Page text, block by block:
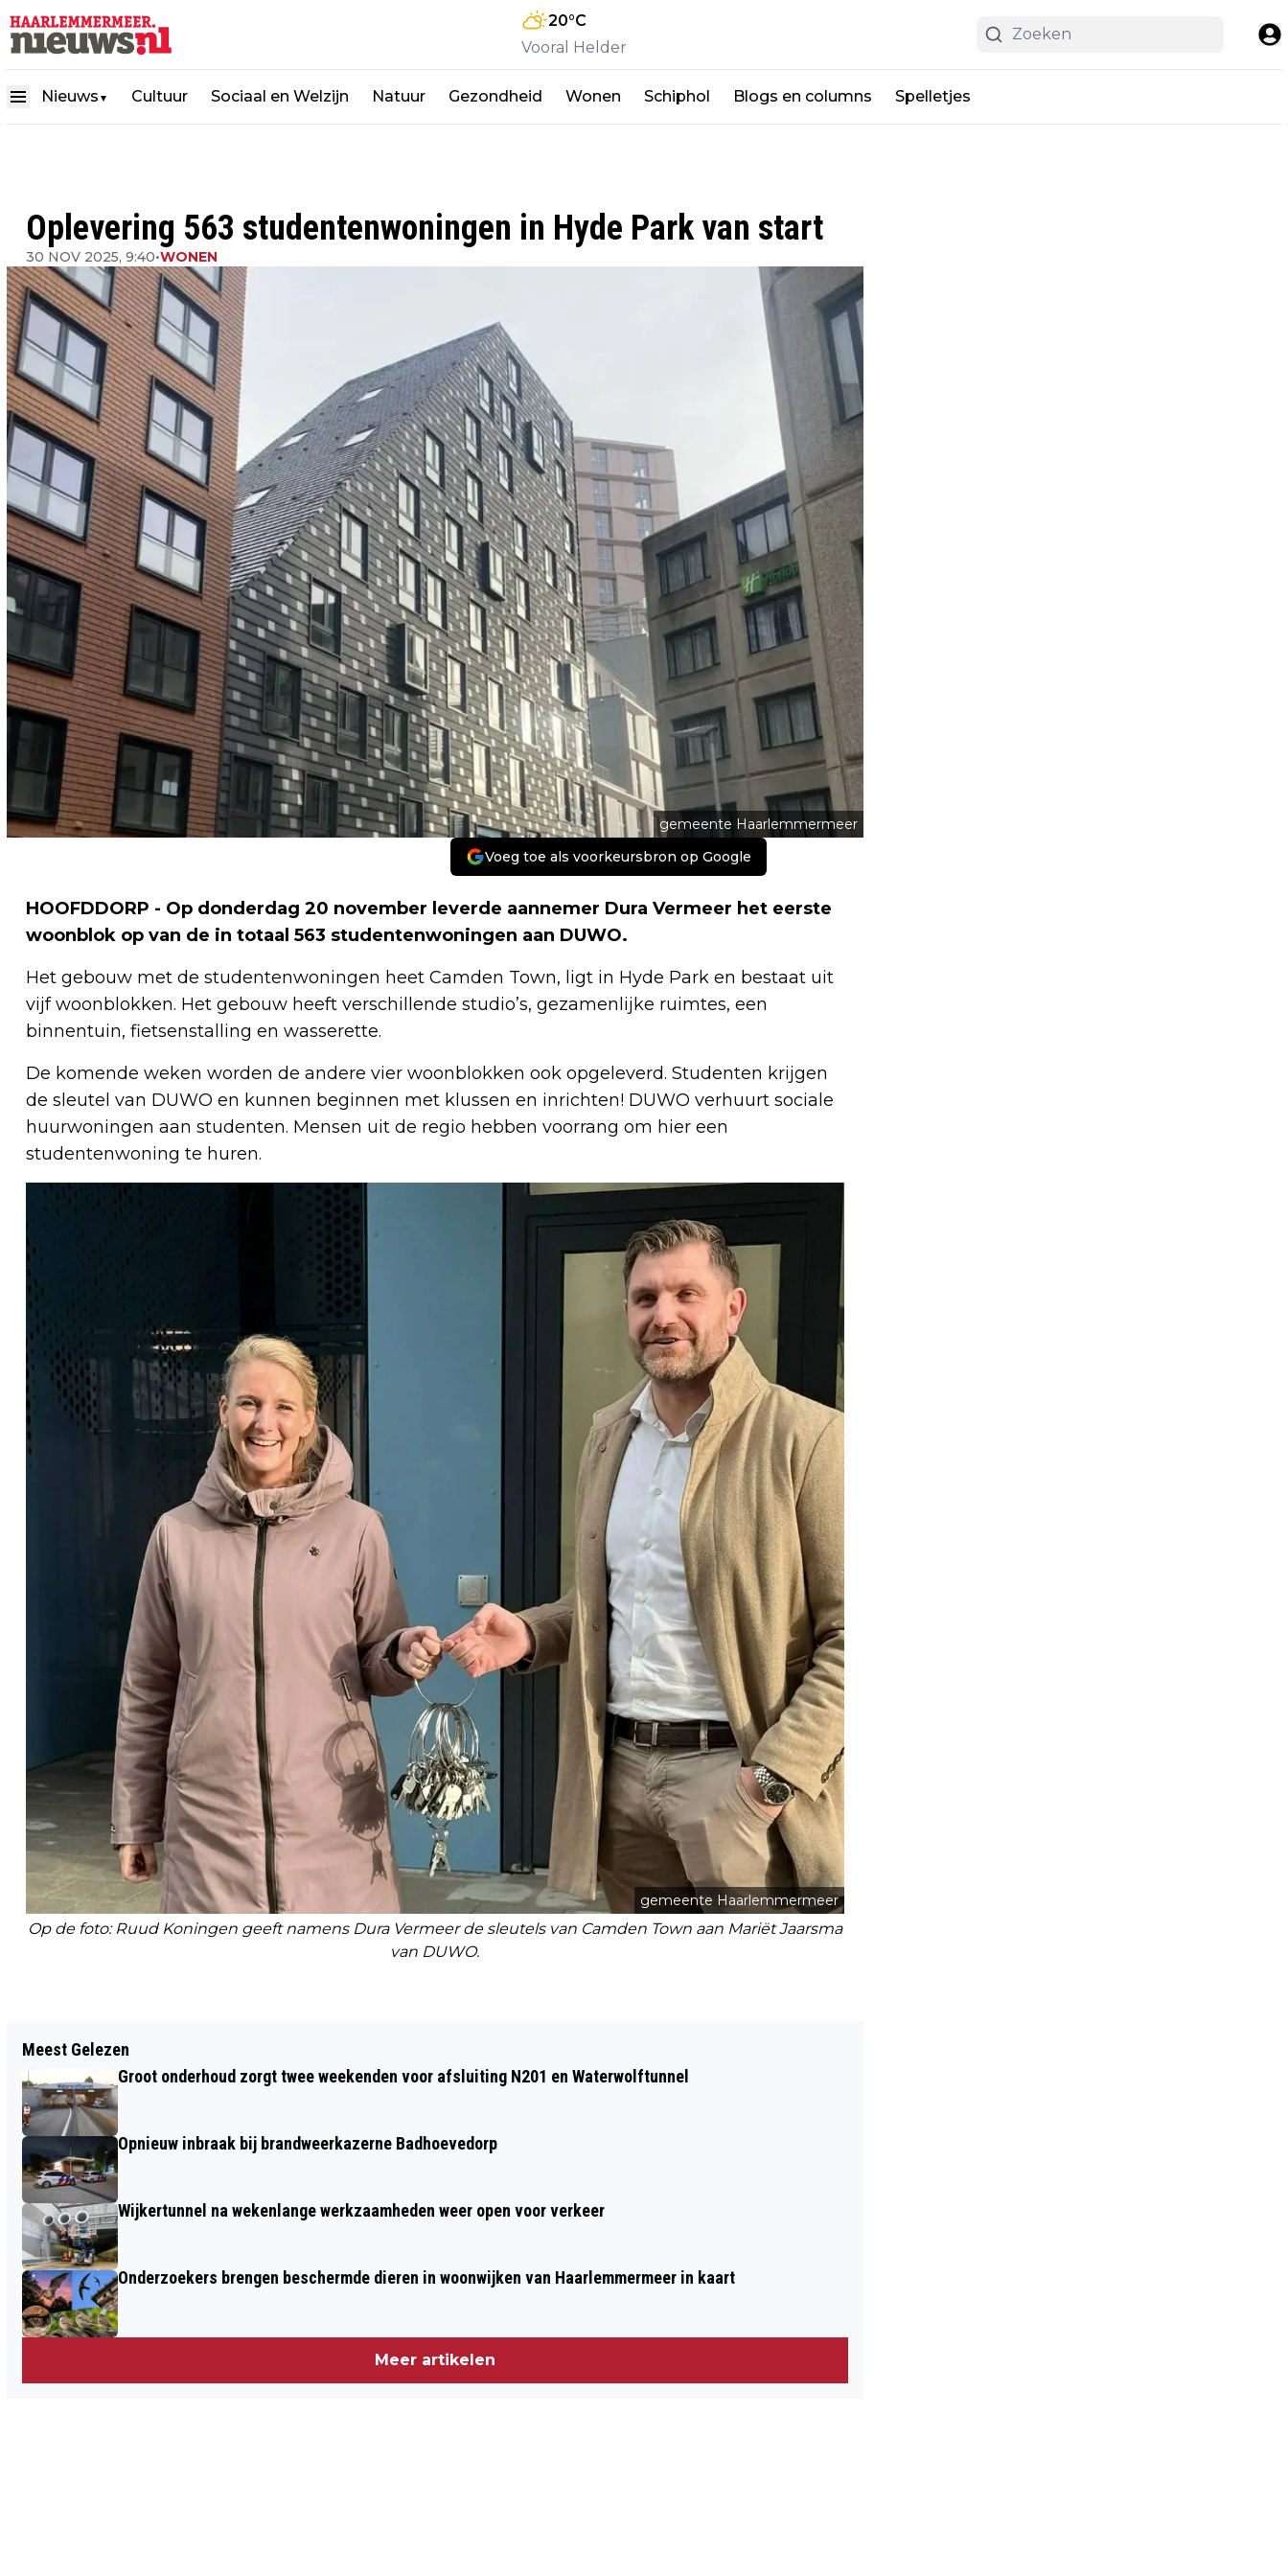
20°C
Vooral Helder
Nieuws ▼ Cultuur Sociaal en Welzijn Natuur Gezondheid Wonen Schiphol Blogs en columns Spelletjes
Oplevering 563 studentenwoningen in Hyde Park van start
30 NOV 2025, 9:40•WONEN
gemeente Haarlemmermeer
Voeg toe als voorkeursbron op Google
HOOFDDORP - Op donderdag 20 november leverde aannemer Dura Vermeer het eerste
woonblok op van de in totaal 563 studentenwoningen aan DUWO.
Het gebouw met de studentenwoningen heet Camden Town, ligt in Hyde Park en bestaat uit
vijf woonblokken. Het gebouw heeft verschillende studio’s, gezamenlijke ruimtes, een
binnentuin, fietsenstalling en wasserette.
De komende weken worden de andere vier woonblokken ook opgeleverd. Studenten krijgen
de sleutel van DUWO en kunnen beginnen met klussen en inrichten! DUWO verhuurt sociale
huurwoningen aan studenten. Mensen uit de regio hebben voorrang om hier een
studentenwoning te huren.
gemeente Haarlemmermeer
Op de foto: Ruud Koningen geeft namens Dura Vermeer de sleutels van Camden Town aan Mariët Jaarsma
van DUWO.
DEELNAME TALLON GRIEKSPOOR AAN
RUSSISCH TOERNOOI LEIDT TOT
KRITIEK; MINISTER VAN WEEL ROEPT OP
TOT HEROVERWEGING
INGERICHT
Meest Gelezen
Groot onderhoud zorgt twee weekenden voor afsluiting N201 en Waterwolftunnel
Opnieuw inbraak bij brandweerkazerne Badhoevedorp
Wijkertunnel na wekenlange werkzaamheden weer open voor verkeer
Onderzoekers brengen beschermde dieren in woonwijken van Haarlemmermeer in kaart
Meer artikelen